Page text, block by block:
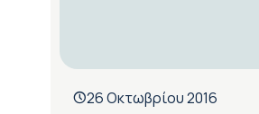
26 Οκτωβρίου 2016